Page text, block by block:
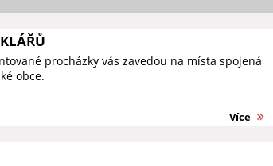
procházky vás zavedou na místa spojená
obce.
Více